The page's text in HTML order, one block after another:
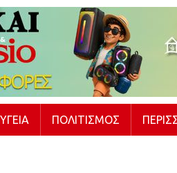
ΥΓΕΊΑ ΠΟΛΙΤΙΣΜΌΣ